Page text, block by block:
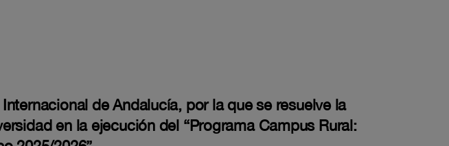
de Andalucía, por la que se resuelve la
en la ejecución del “Programa Campus Rural: